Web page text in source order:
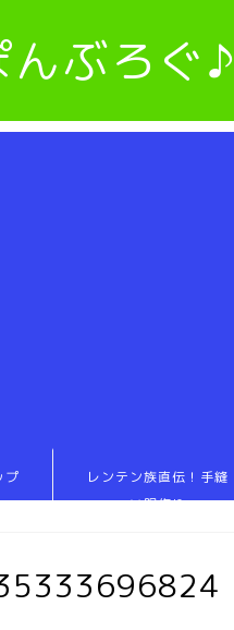
んぶろぐ♪
プ
レンテン族直伝！手縫
い服作り